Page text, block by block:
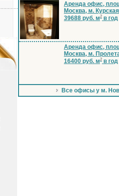
Аренда офис,
Москва, м. Курская
39688 руб. м2 в год
Аренда офис,
Москва, м.
16400 руб. м2 в год
Все офисы у м.